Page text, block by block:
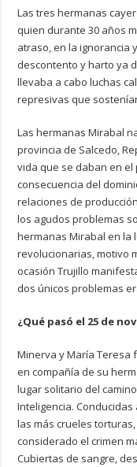
Las tres hermanas
quien durante 30 años
atraso, en la ignorancia
descontento y harto ya
llevaba a cabo luchas
represivas que
Las hermanas Mirabal
provincia de Salcedo,
vida que se daban en
consecuencia del
relaciones de
los agudos problemas
hermanas Mirabal en la
revolucionarias, motivo
ocasión Trujillo
dos únicos problemas
¿Qué pasó el 25 de
Minerva y María Teresa
en compañía de su
lugar solitario del
Inteligencia.
las más crueles
considerado el crimen
Cubiertas de sangre,